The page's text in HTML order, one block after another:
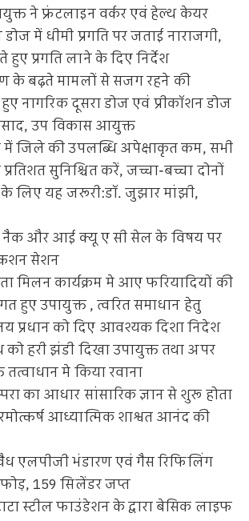
ने फ्रंटलाइन वर्कर एवं हेल्थ केयर
में धीमी प्रगति पर जताई नाराजगी,
हुए प्रगति लाने के दिए निर्देश
के बढ़ते मामलों से सजग रहने की
नागरिक दूसरा डोज एवं प्रीकॉशन डोज
उप विकास आयुक्त
में जिले की उपलब्धि अपेक्षाकृत कम, सभी
सुनिश्चित करें, जच्चा-बच्चा दोनों
के लिए यह जरूरी:डॉ. जुझार मांझी,
और आई क्यू ए सी सेल के विषय पर
सेशन
मिलन कार्यक्रम मे आए फरियादियों की
हुए उपायुक्त , त्वरित समाधान हेतु
प्रधान को दिए आवश्यक दिशा निदेश
हरी झंडी दिखा उपायुक्त तथा अपर
मे किया रवाना
का आधार सांसारिक ज्ञान से शुरू होता
आध्यात्मिक शाश्वत आनंद की
एलपीजी भंडारण एवं गैस रिफिलिंग
159 सिलेंडर जप्त
स्टील फाउंडेशन के द्वारा बेसिक लाइफ